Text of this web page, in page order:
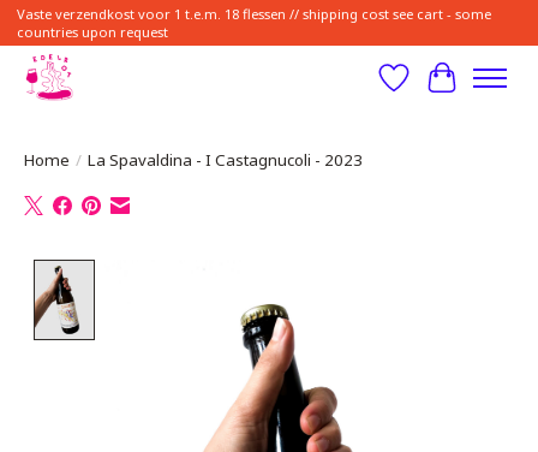
Vaste verzendkost voor 1 t.e.m. 18 flessen // shipping cost see cart - some
countries upon request
Verlanglijst
Home / La Spavaldina - I Castagnucoli - 2023